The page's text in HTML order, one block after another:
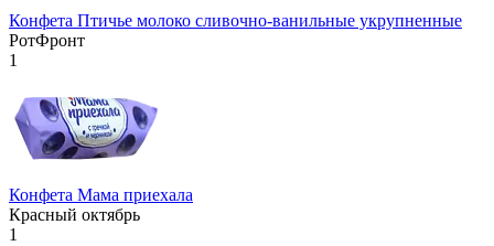
Конфета Птичье молоко сливочно-ванильные укрупненные
РотФронт
1
Конфета Мама приехала
Красный октябрь
1